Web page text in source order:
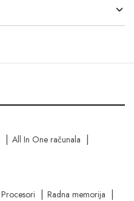
All In One računala
Procesori
Radna memorija